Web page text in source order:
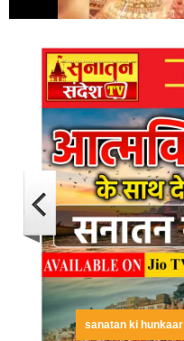
sanatan ki hunkaar